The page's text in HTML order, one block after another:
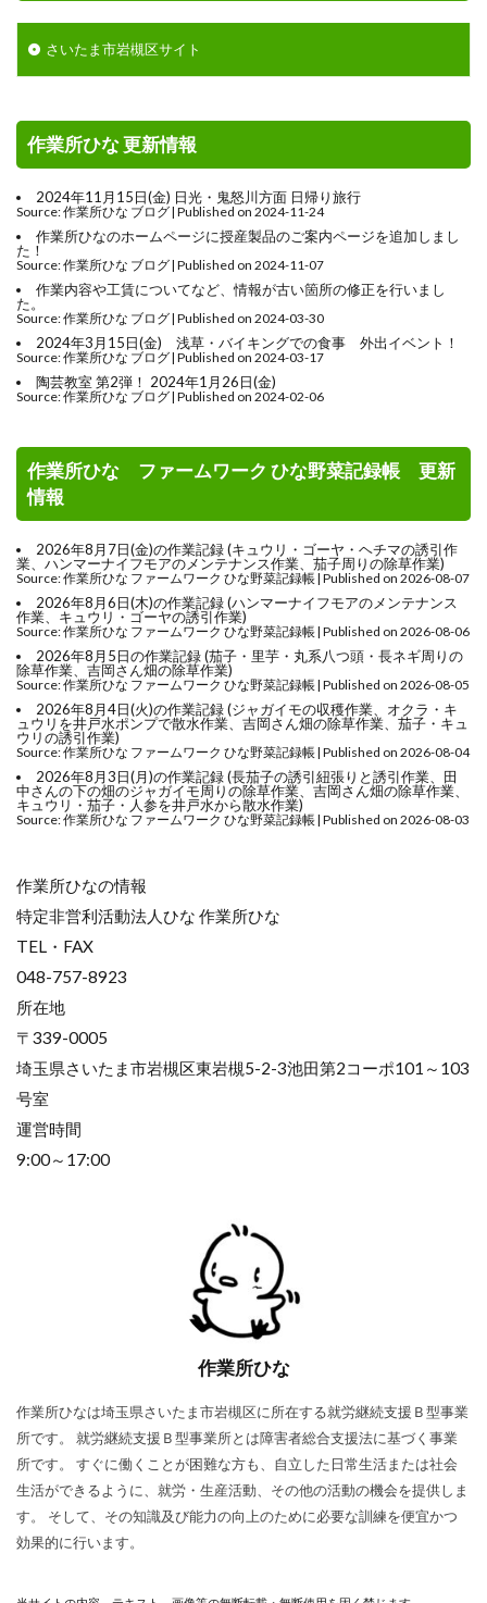
さいたま市岩槻区サイト
作業所ひな 更新情報
2024年11月15日(金) 日光・鬼怒川方面 日帰り旅行
Source: 作業所ひな ブログ Published on 2024-11-24
作業所ひなのホームページに授産製品のご案内ページを追加しまし
た！
Source: 作業所ひな ブログ Published on 2024-11-07
作業内容や工賃についてなど、情報が古い箇所の修正を行いまし
た。
Source: 作業所ひな ブログ Published on 2024-03-30
2024年3月15日(金) 浅草・バイキングでの食事 外出イベント！
Source: 作業所ひな ブログ Published on 2024-03-17
陶芸教室 第2弾！ 2024年1月26日(金)
Source: 作業所ひな ブログ Published on 2024-02-06
作業所ひな ファームワーク ひな野菜記録帳 更新
情報
2026年8月7日(金)の作業記録 (キュウリ・ゴーヤ・ヘチマの誘引作
業、ハンマーナイフモアのメンテナンス作業、茄子周りの除草作業)
Source: 作業所ひな ファームワーク ひな野菜記録帳 Published on 2026-08-07
2026年8月6日(木)の作業記録 (ハンマーナイフモアのメンテナンス
作業、キュウリ・ゴーヤの誘引作業)
Source: 作業所ひな ファームワーク ひな野菜記録帳 Published on 2026-08-06
2026年8月5日の作業記録 (茄子・里芋・丸系八つ頭・長ネギ周りの
除草作業、吉岡さん畑の除草作業)
Source: 作業所ひな ファームワーク ひな野菜記録帳 Published on 2026-08-05
2026年8月4日(火)の作業記録 (ジャガイモの収穫作業、オクラ・キ
ュウリを井戸水ポンプで散水作業、吉岡さん畑の除草作業、茄子・キュ
ウリの誘引作業)
Source: 作業所ひな ファームワーク ひな野菜記録帳 Published on 2026-08-04
2026年8月3日(月)の作業記録 (長茄子の誘引紐張りと誘引作業、田
中さんの下の畑のジャガイモ周りの除草作業、吉岡さん畑の除草作業、
キュウリ・茄子・人参を井戸水から散水作業)
Source: 作業所ひな ファームワーク ひな野菜記録帳 Published on 2026-08-03
作業所ひなの情報
特定非営利活動法人ひな 作業所ひな
TEL・FAX
048-757-8923
所在地
〒339-0005
埼玉県さいたま市岩槻区東岩槻5-2-3池田第2コーポ101～103
号室
運営時間
9:00～17:00
作業所ひな
作業所ひなは埼玉県さいたま市岩槻区に所在する就労継続支援Ｂ型事業
所です。 就労継続支援Ｂ型事業所とは障害者総合支援法に基づく事業
所です。 すぐに働くことが困難な方も、自立した日常生活または社会
生活ができるように、就労・生産活動、その他の活動の機会を提供しま
す。 そして、その知識及び能力の向上のために必要な訓練を便宜かつ
効果的に行います。